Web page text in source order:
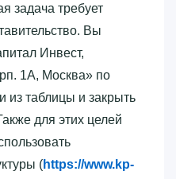
задача требует
Вы
Инвест,
1А, Москва»‎ по
из таблицы и закрыть
для этих целей
(https://www.kp-